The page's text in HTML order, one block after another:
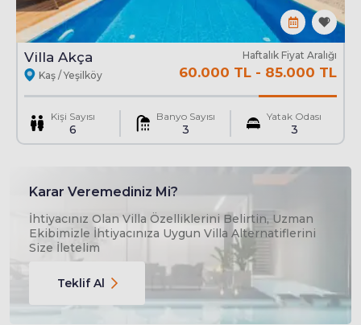
Çocuk havuzu
En 2.5 Mt Derinlik 0.55 Mt
Villa Akça
Kaş / Yeşilköy
Haftalık Fiyat Aralığı
60.000 TL - 85.000 TL
Kişi Sayısı
6
Banyo Sayısı
3
Yatak Odası
3
Karar Veremediniz Mi?
İhtiyacınız Olan Villa Özelliklerini Belirtin, Uzman
Ekibimizle İhtiyacınıza Uygun Villa Alternatiflerini
Size İletelim
Teklif Al